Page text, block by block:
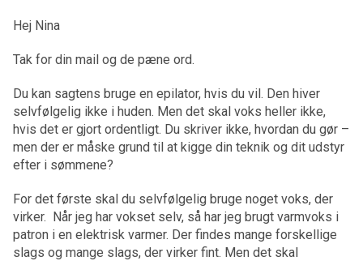
Hej Nina
Tak for din mail og de pæne ord.
Du kan sagtens bruge en epilator, hvis du vil. Den hiver
selvfølgelig ikke i huden. Men det skal voks heller ikke,
hvis det er gjort ordentligt. Du skriver ikke, hvordan du gør –
men der er måske grund til at kigge din teknik og dit udstyr
efter i sømmene?
For det første skal du selvfølgelig bruge noget voks, der
virker. Når jeg har vokset selv, så har jeg brugt varmvoks i
patron i en elektrisk varmer. Der findes mange forskellige
slags og mange slags, der virker fint. Men det skal